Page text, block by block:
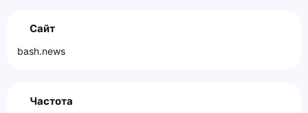
Сайт
bash.news
Частота